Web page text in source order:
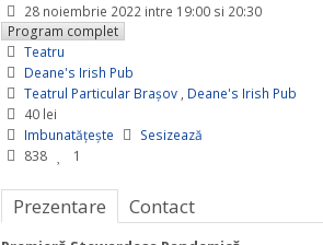
28 noiembrie 2022intre 19:00 si 20:30
Program complet
Teatru
Deane's Irish Pub
Teatrul Particular Braşov, Deane's Irish Pub
40 lei
Imbunatățește
Sesizează
838
1
Prezentare Contact